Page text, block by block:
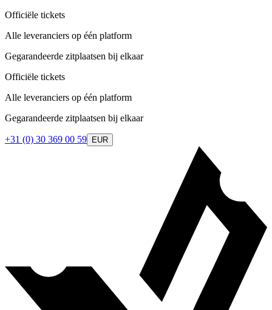
Officiële tickets
Alle leveranciers op één platform
Gegarandeerde zitplaatsen bij elkaar
Officiële tickets
Alle leveranciers op één platform
Gegarandeerde zitplaatsen bij elkaar
+31 (0) 30 369 00 59 EUR